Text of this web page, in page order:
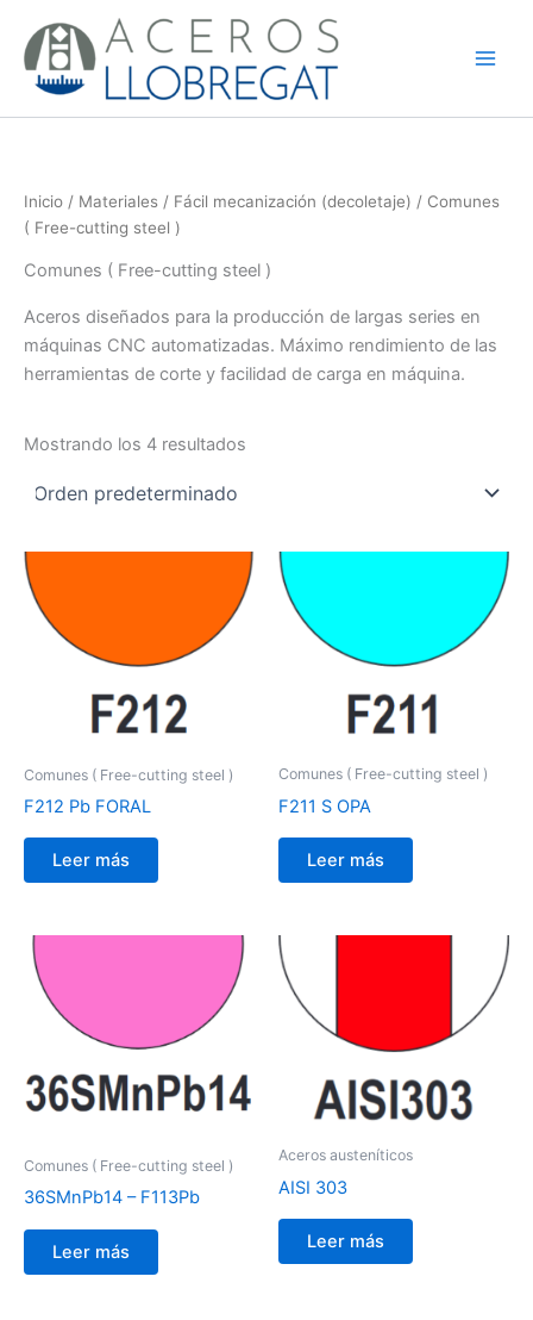
contenido
Inicio / Materiales / Fácil mecanización (decoletaje) / Comunes
( Free-cutting steel )
Comunes ( Free-cutting steel )
Aceros diseñados para la producción de largas series en
máquinas CNC automatizadas. Máximo rendimiento de las
herramientas de corte y facilidad de carga en máquina.
Mostrando los 4 resultados
Comunes ( Free-cutting steel )
F212 Pb FORAL
Leer más
Comunes ( Free-cutting steel )
F211 S OPA
Leer más
Comunes ( Free-cutting steel )
36SMnPb14 – F113Pb
Leer más
Aceros austeníticos
AISI 303
Leer más